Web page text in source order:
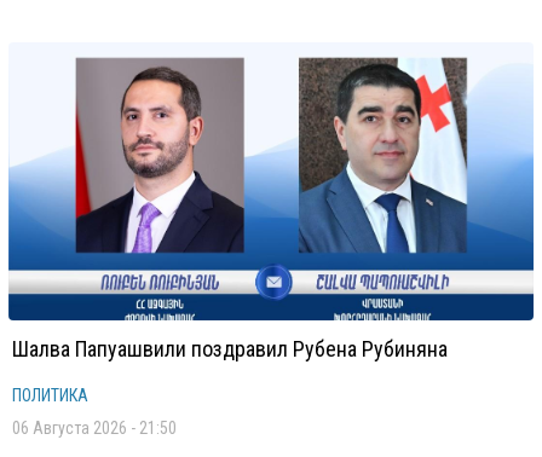
Шалва Папуашвили поздравил Рубена Рубиняна
ПОЛИТИКА
06 Августа 2026 - 21:50